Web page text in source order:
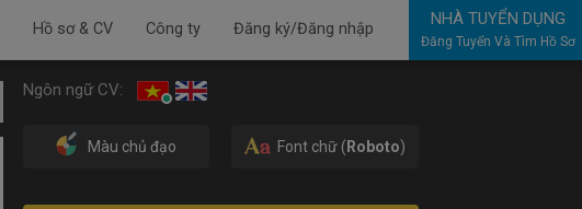
Hồ sơ & CV Công ty Đăng ký/Đăng nhập
NHÀ TUYỂN DỤNG
Đăng Tuyển Và Tìm Hồ Sơ
Ngôn ngữ CV:
Màu chủ đạo Font chữ ( Roboto)